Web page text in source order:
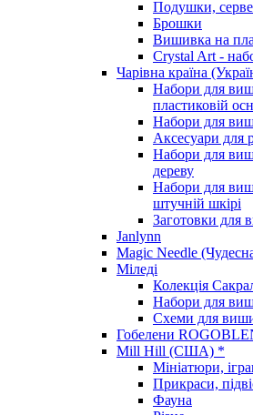
Подушки,
Брошки
Вишивка на
Crystal Art -
Чарівна країна
Набори для
пластиковій
Набори для
Аксесуари для
Набори для
дереву
Набори для
штучній шкірі
Заготовки для
Janlynn
Magic Needle
Міледі
Колекція
Набори для
Схеми для
Гобелени
Mill Hill (США) *
Мініатюри,
Прикраси,
Фауна